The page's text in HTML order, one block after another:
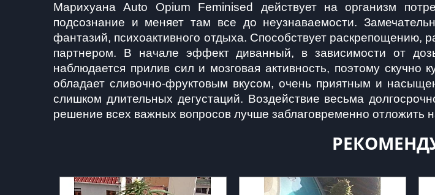
Марихуана Auto Opium Feminised действует на организм
подсознание и меняет там все до неузнаваемости.
фантазий, психоактивного отдыха. Способствует
партнером. В начале эффект диванный, в зависимости от
наблюдается прилив сил и мозговая активность, поэтому
обладает сливочно-фруктовым вкусом, очень приятным и
слишком длительных дегустаций. Воздействие весьма
решение всех важных вопросов лучше заблаговременно отложить